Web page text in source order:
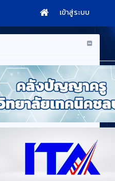
เข้าสู่ระบบ